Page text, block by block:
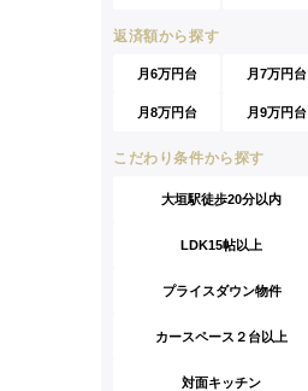
返済額から探す
月6万円台 月7万円台
月8万円台 月9万円台
こだわり条件から探す
大垣駅徒歩20分以内
LDK15帖以上
プライスダウン物件
カースペース２台以上
対面キッチン